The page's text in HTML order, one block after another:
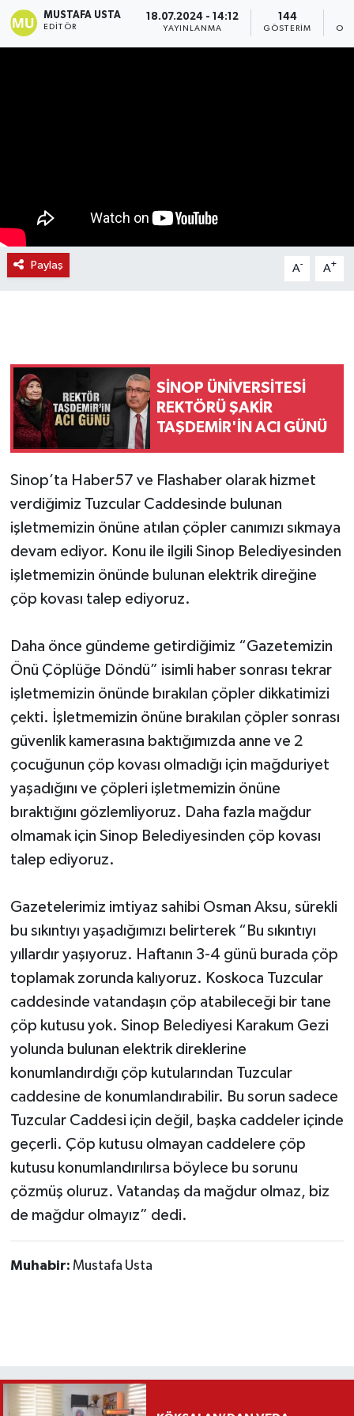
MUSTAFA USTA
EDITÖR
18.07.2024 - 14:12
YAYINLANMA
144
GÖSTERIM
Paylaş A- A+
SİNOP ÜNİVERSİTESİ
REKTÖRÜ ŞAKİR
TAŞDEMİR'İN ACI GÜNÜ
Sinop’ta Haber57 ve Flashaber olarak hizmet
verdiğimiz Tuzcular Caddesinde bulunan
işletmemizin önüne atılan çöpler canımızı sıkmaya
devam ediyor. Konu ile ilgili Sinop Belediyesinden
işletmemizin önünde bulunan elektrik direğine
çöp kovası talep ediyoruz.
Daha önce gündeme getirdiğimiz “Gazetemizin
Önü Çöplüğe Döndü” isimli haber sonrası tekrar
işletmemizin önünde bırakılan çöpler dikkatimizi
çekti. İşletmemizin önüne bırakılan çöpler sonrası
güvenlik kamerasına baktığımızda anne ve 2
çocuğunun çöp kovası olmadığı için mağduriyet
yaşadığını ve çöpleri işletmemizin önüne
bıraktığını gözlemliyoruz. Daha fazla mağdur
olmamak için Sinop Belediyesinden çöp kovası
talep ediyoruz.
Gazetelerimiz imtiyaz sahibi Osman Aksu, sürekli
bu sıkıntıyı yaşadığımızı belirterek “Bu sıkıntıyı
yıllardır yaşıyoruz. Haftanın 3-4 günü burada çöp
toplamak zorunda kalıyoruz. Koskoca Tuzcular
caddesinde vatandaşın çöp atabileceği bir tane
çöp kutusu yok. Sinop Belediyesi Karakum Gezi
yolunda bulunan elektrik direklerine
konumlandırdığı çöp kutularından Tuzcular
caddesine de konumlandırabilir. Bu sorun sadece
Tuzcular Caddesi için değil, başka caddeler içinde
geçerli. Çöp kutusu olmayan caddelere çöp
kutusu konumlandırılırsa böylece bu sorunu
çözmüş oluruz. Vatandaş da mağdur olmaz, biz
de mağdur olmayız” dedi.
Muhabir: Mustafa Usta